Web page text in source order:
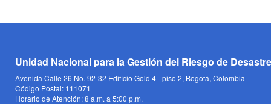
Unidad Nacional para la Gestión del Riesgo de
Avenida Calle 26 No. 92-32 Edificio Gold 4 - piso 2, Bogotá, Colombia
Código Postal: 111071
Horario de Atención: 8 a.m. a 5:00 p.m.